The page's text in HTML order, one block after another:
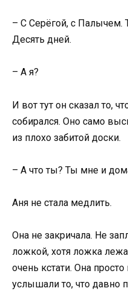
– С Серёгой, с Палычем.
Десять дней.
– А я?
И вот тут он сказал то,
собирался. Оно само
из плохо забитой доски.
– А что ты? Ты мне и
Аня не стала медлить.
Она не закричала. Не
ложкой, хотя ложка
очень кстати. Она
услышали то, что давно